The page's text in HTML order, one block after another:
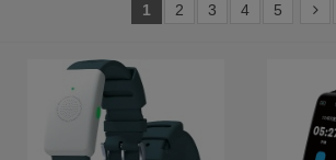
1
2 3 4 5